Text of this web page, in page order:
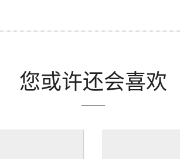
您或许还会喜欢